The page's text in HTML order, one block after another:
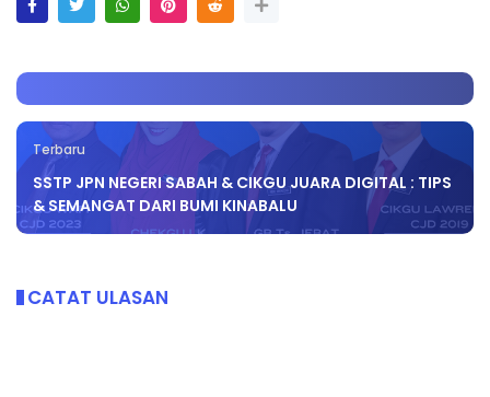
Terbaru
SSTP JPN NEGERI SABAH & CIKGU JUARA DIGITAL : TIPS
& SEMANGAT DARI BUMI KINABALU
CATAT ULASAN